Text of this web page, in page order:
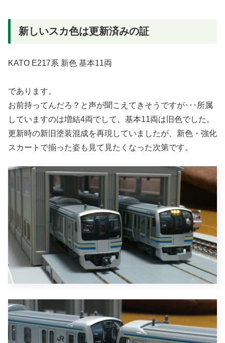
新しいスカ色は更新済みの証
KATO E217系 新色 基本11両
であります。
お前持ってんだろ？と声が聞こえてきそうですが･･･所属
していますのは増結4両でして、基本11両は旧色でした。
更新時の新旧塗装混成を再現していましたが、新色・強化
スカートで揃った姿も見て見たくなった次第です。